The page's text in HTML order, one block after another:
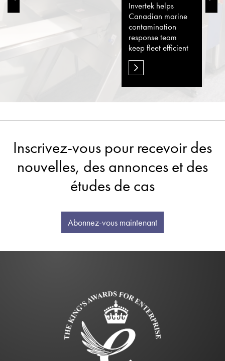
Invertek helps
Canadian marine
contamination
response team
keep fleet efficient
Inscrivez-vous pour recevoir des
nouvelles, des annonces et des
études de cas
Abonnez-vous maintenant